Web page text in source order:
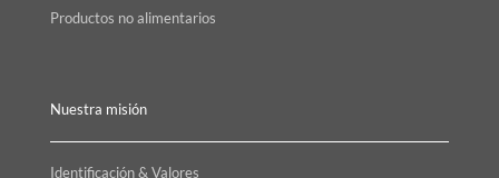
Productos no alimentarios
Nuestra misión
Identificación & Valores